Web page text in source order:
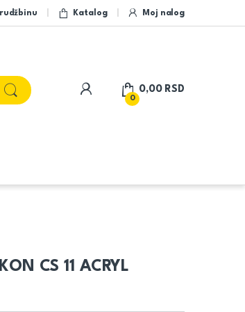
Katalog Moj nalog
My Account
0
0,00 RSD
CS 11 ACRYL